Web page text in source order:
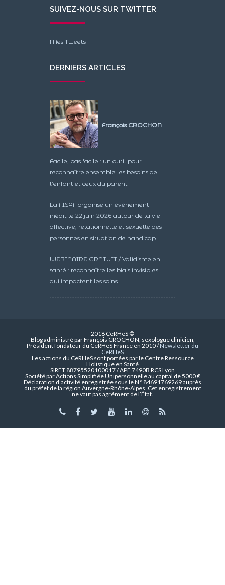
SUIVEZ-NOUS SUR TWITTER
Mes Tweets
DERNIERS ARTICLES
François CROCHON
Facile, pas facile : un outil pour
reconnaître ensemble les besoins de
l’enfant et ceux du parent
La FISAF organise un événement
inédit le 22 juin 2026 autour de la vie
affective, relationnelle et sexuelle des
personnes en situation de handicap.
WEBINAIRE GRATUIT / Validisme en
santé : reconnaître les biais invisibles
qui impactent les soins
2018 CeRHeS ©
Blog administré par François CROCHON, sexologue clinicien,
Président fondateur du CeRHeS France en 2010 /Newsletter du
CeRHeS
Les actions du CeRHeS sont portées par le Centre Ressource
Holistique en Santé
SIRET 88795520100017 / APE 7490B RCS Lyon
Société par Actions Simplifiée Unipersonnelle au capital de 5000 €
Déclaration d’activité enregistrée sous le N° 84691769269 auprès
du préfet de la région Auvergne-Rhône-Alpes. Cet enregistrement
ne vaut pas agrément de l’État.